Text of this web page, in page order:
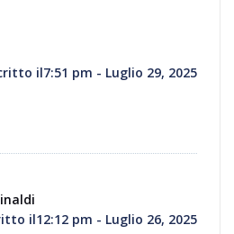
il7:51 pm - Luglio 29, 2025
il12:12 pm - Luglio 26, 2025